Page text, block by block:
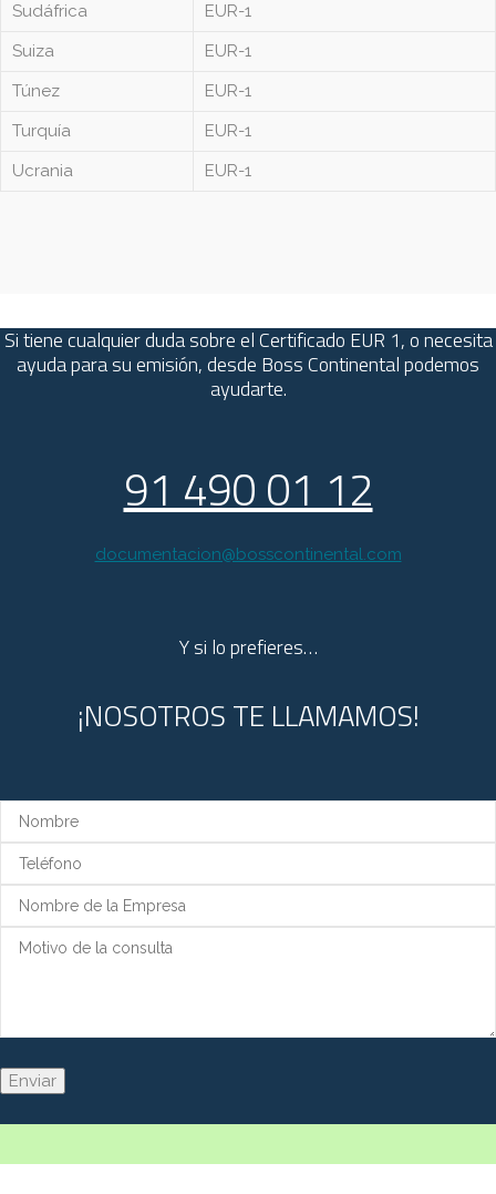
Sudáfrica
EUR-1
Suiza
EUR-1
Túnez
EUR-1
Turquía
EUR-1
Ucrania
EUR-1
Si tiene cualquier duda sobre el Certificado EUR 1, o necesita
ayuda para su emisión, desde Boss Continental podemos
ayudarte.
91 490 01 12
documentacion@bosscontinental.com
Y si lo prefieres…
¡NOSOTROS TE LLAMAMOS!